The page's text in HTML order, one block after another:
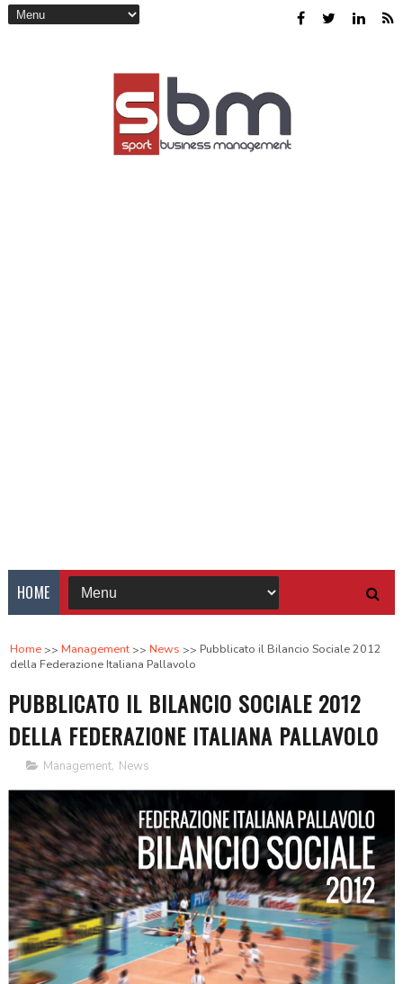
HOME
Home Management News
Pubblicato il Bilancio Sociale 2012
della Federazione Italiana Pallavolo
PUBBLICATO IL BILANCIO SOCIALE 2012
DELLA FEDERAZIONE ITALIANA PALLAVOLO
Management, News